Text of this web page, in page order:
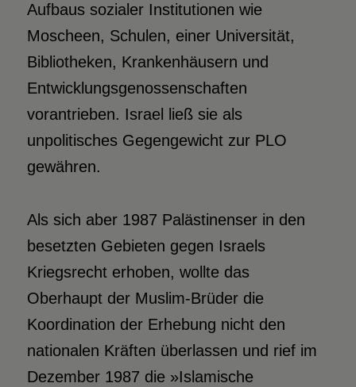
Aufbaus sozialer Institutionen wie
Moscheen, Schulen, einer Universität,
Bibliotheken, Krankenhäusern und
Entwicklungsgenossenschaften
vorantrieben. Israel ließ sie als
unpolitisches Gegengewicht zur PLO
gewähren.
Als sich aber 1987 Palästinenser in den
besetzten Gebieten gegen Israels
Kriegsrecht erhoben, wollte das
Oberhaupt der Muslim-Brüder die
Koordination der Erhebung nicht den
nationalen Kräften überlassen und rief im
Dezember 1987 die »Islamische